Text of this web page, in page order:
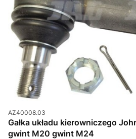
Kod produktu
AZ40008.03
Gałka układu kierowniczego
gwint M20 gwint M24